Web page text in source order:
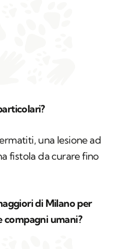
fistola da curare fino
di Milano per
umani?